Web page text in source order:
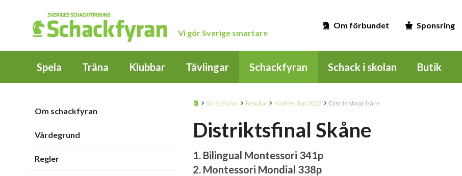
Vi gör Sverige smartare
Om förbundet Sponsring
Spela Träna Klubbar Tävlingar Schackfyran Schack i skolan Butik
Om schackfyran
Värdegrund
Regler
Schackfyran Resultat Kvalresultat 2022 Distriktsfinal Skåne
Distriktsfinal Skåne
1. Bilingual Montessori 341p
2. Montessori Mondial 338p